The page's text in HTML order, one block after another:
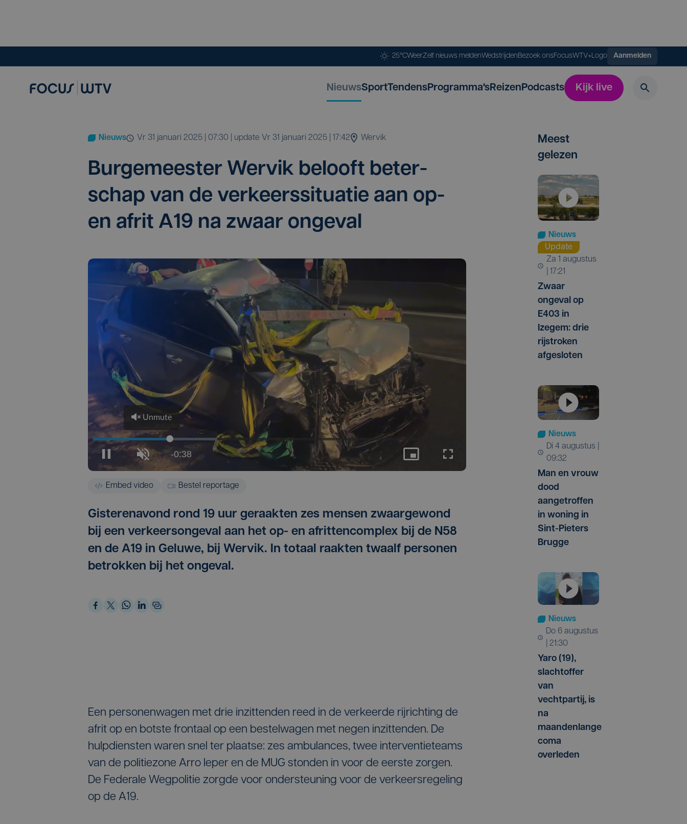
25°CWeerZelf nieuws meldenWedstrijdenBezoek onsFocusWTV+Logo Aanmelden
NieuwsSportTendensProgramma'sReizenPodcasts Kijk live
Nieuws vr 31 januari 2025 | 07:30 | update vr 31 januari 2025 | 17:42 Wervik
Bur­ge­mees­ter Wer­vik belooft beter­
schap van de ver­keers­si­tu­a­tie aan op-
en afrit A19 na zwaar ongeval
Embed video Bestel reportage
Gisterenavond rond 19 uur geraakten zes mensen zwaargewond
bij een verkeersongeval aan het op- en afrittencomplex bij de N58
en de A19 in Geluwe, bij Wervik. In totaal raakten twaalf personen
betrokken bij het ongeval.
Een personenwagen met drie inzittenden reed in de verkeerde rijrichting de
afrit op en botste frontaal op een bestelwagen met negen inzittenden. De
hulpdiensten waren snel ter plaatse: zes ambulances, twee interventieteams
van de politiezone Arro Ieper en de MUG stonden in voor de eerste zorgen.
De Federale Wegpolitie zorgde voor ondersteuning voor de verkeersregeling
op de A19.
Meest
gelezen
Nieuws
Update
za 1 augustus
| 17:21
Zwaar
ongeval op
E403 in
Izegem: drie
rijstroken
afgesloten
Nieuws
di 4 augustus |
09:32
Man en vrouw
dood
aangetroffen
in woning in
Sint-Pieters
Brugge
Nieuws
do 6 augustus
| 21:30
Yaro (19),
slachtoffer
van
vechtpartij, is
na
maandenlange
coma
overleden